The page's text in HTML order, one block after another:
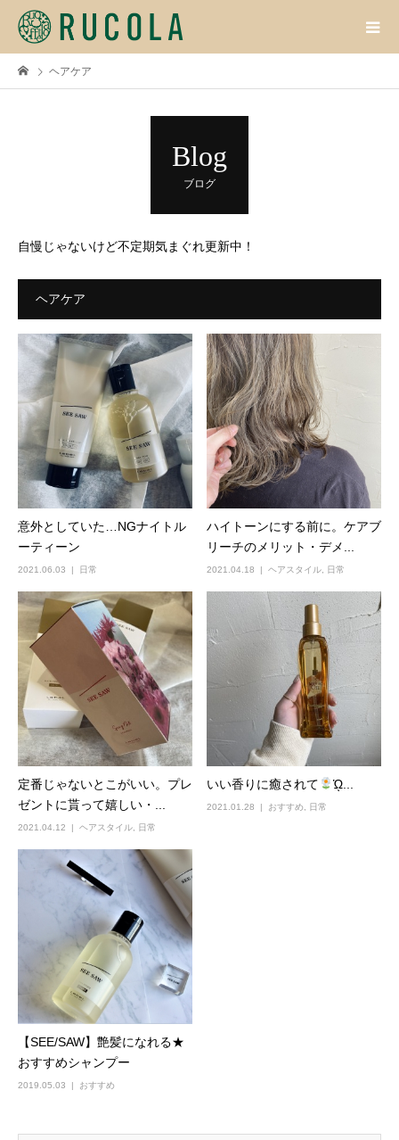
ヘアケア
Blog
ブログ
自慢じゃないけど不定期気まぐれ更新中！
ヘアケア
意外としていた…NGナイトル
ーティーン
2021.06.03 日常
ハイトーンにする前に。ケアブ
リーチのメリット・デメ...
2021.04.18 ヘアスタイル 日常
定番じゃないとこがいい。プレ
ゼントに貰って嬉しい・...
2021.04.12 ヘアスタイル 日常
いい香りに癒されて ᾩ...
2021.01.28 おすすめ 日常
【SEE/SAW】艶髪になれる★
おすすめシャンプー
2019.05.03 おすすめ